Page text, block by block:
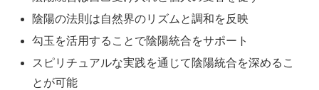
陰陽の法則は自然界のリズムと調和を反映
勾玉を活用することで陰陽統合をサポート
スピリチュアルな実践を通じて陰陽統合を深めるこ
とが可能